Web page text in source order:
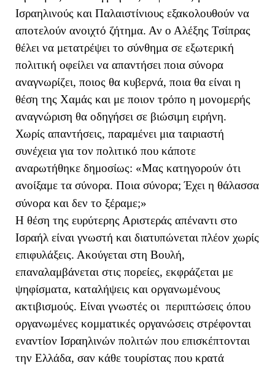
Ισραηλινούς και Παλαιστίνιους εξακολουθούν να
αποτελούν ανοιχτό ζήτημα. Αν ο Αλέξης Τσίπρας
θέλει να μετατρέψει το σύνθημα σε εξωτερική
πολιτική οφείλει να απαντήσει ποια σύνορα
αναγνωρίζει, ποιος θα κυβερνά, ποια θα είναι η
θέση της Χαμάς και με ποιον τρόπο η μονομερής
αναγνώριση θα οδηγήσει σε βιώσιμη ειρήνη.
Χωρίς απαντήσεις, παραμένει μια ταιριαστή
συνέχεια για τον πολιτικό που κάποτε
αναρωτήθηκε δημοσίως: «Μας κατηγορούν ότι
ανοίξαμε τα σύνορα. Ποια σύνορα; Έχει η θάλασσα
σύνορα και δεν το ξέραμε;»
Η θέση της ευρύτερης Αριστεράς απέναντι στο
Ισραήλ είναι γνωστή και διατυπώνεται πλέον χωρίς
επιφυλάξεις. Ακούγεται στη Βουλή,
επαναλαμβάνεται στις πορείες, εκφράζεται με
ψηφίσματα, καταλήψεις και οργανωμένους
ακτιβισμούς. Είναι γνωστές οι περιπτώσεις όπου
οργανωμένες κομματικές οργανώσεις στρέφονται
εναντίον Ισραηλινών πολιτών που επισκέπτονται
την Ελλάδα, σαν κάθε τουρίστας που κρατά